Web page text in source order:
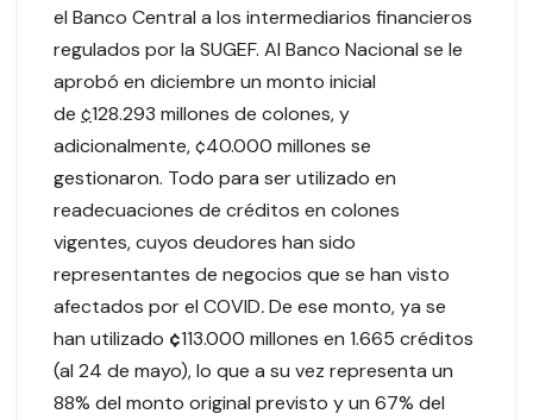
el Banco Central a los intermediarios financieros
regulados por la SUGEF. Al Banco Nacional se le
aprobó en diciembre un monto inicial
de ¢128.293 millones de colones, y
adicionalmente, ¢40.000 millones se
gestionaron. Todo para ser utilizado en
readecuaciones de créditos en colones
vigentes, cuyos deudores han sido
representantes de negocios que se han visto
afectados por el COVID.De ese monto, ya se
han utilizado ¢113.000 millones en 1.665 créditos
(al 24 de mayo), lo que a su vez representa un
88% del monto original previsto y un 67% del